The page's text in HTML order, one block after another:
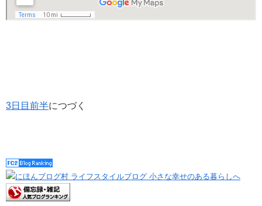
3日目前半につづく